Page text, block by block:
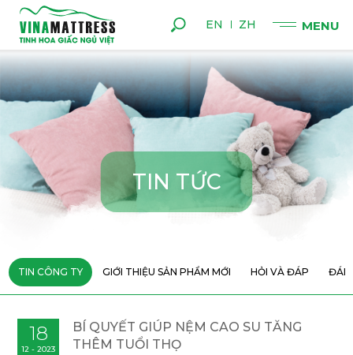
EN ZH
TIN TỨC
TIN CÔNG TY GIỚI THIỆU SẢN PHẨM MỚI HỎI VÀ ĐÁP
BÍ QUYẾT GIÚP NỆM CAO SU TĂNG
THÊM TUỔI THỌ
18
12 - 2023